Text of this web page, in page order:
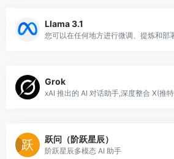
Llama 3.1
Grok
跃问（阶跃星辰）
阶跃星辰多模态 AI 助手